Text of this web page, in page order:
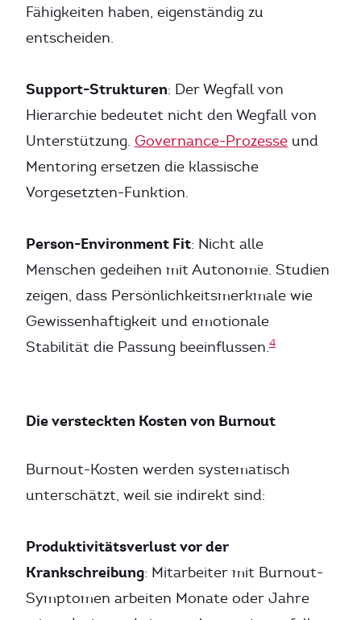
Fähigkeiten haben, eigenständig zu
entscheiden.
Support-Strukturen: Der Wegfall von
Hierarchie bedeutet nicht den Wegfall von
Unterstützung. Governance-Prozesse und
Mentoring ersetzen die klassische
Vorgesetzten-Funktion.
Person-Environment Fit: Nicht alle
Menschen gedeihen mit Autonomie. Studien
zeigen, dass Persönlichkeitsmerkmale wie
Gewissenhaftigkeit und emotionale
Stabilität die Passung beeinflussen.4
Die versteckten Kosten von Burnout
Burnout-Kosten werden systematisch
unterschätzt, weil sie indirekt sind:
Produktivitätsverlust vor der
Krankschreibung: Mitarbeiter mit Burnout-
Symptomen arbeiten Monate oder Jahre